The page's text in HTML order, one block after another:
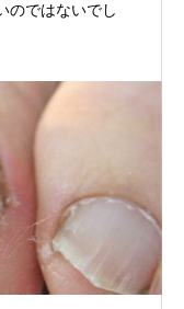
のではないでし